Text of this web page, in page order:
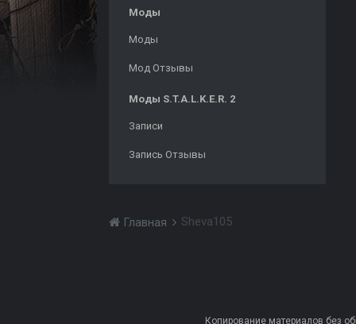
Моды
Моды
Мод Отзывы
Моды S.T.A.L.K.E.R. 2
Записи
Запись Отзывы
Главная Sheva105
Копирование материалов без